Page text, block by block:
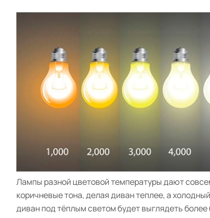
Лампы разной цветовой температуры дают
коричневые тона, делая диван теплее, а
диван под тёплым светом будет выглядеть